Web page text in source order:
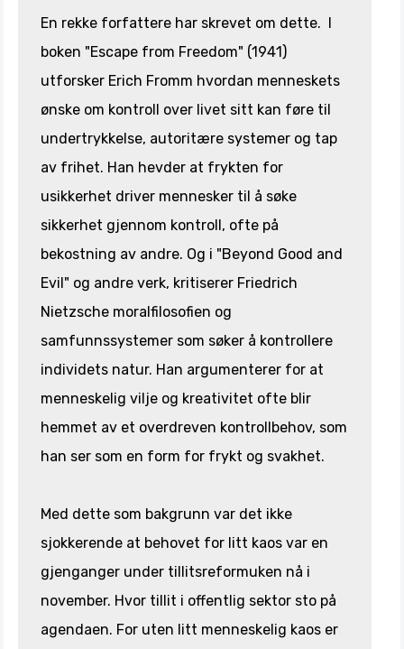
En rekke forfattere har skrevet om dette. I
boken "Escape from Freedom" (1941)
utforsker Erich Fromm hvordan menneskets
ønske om kontroll over livet sitt kan føre til
undertrykkelse, autoritære systemer og tap
av frihet. Han hevder at frykten for
usikkerhet driver mennesker til å søke
sikkerhet gjennom kontroll, ofte på
bekostning av andre. Og i "Beyond Good and
Evil" og andre verk, kritiserer Friedrich
Nietzsche moralfilosofien og
samfunnssystemer som søker å kontrollere
individets natur. Han argumenterer for at
menneskelig vilje og kreativitet ofte blir
hemmet av et overdreven kontrollbehov, som
han ser som en form for frykt og svakhet.
Med dette som bakgrunn var det ikke
sjokkerende at behovet for litt kaos var en
gjenganger under tillitsreformuken nå i
november. Hvor tillit i offentlig sektor sto på
agendaen. For uten litt menneskelig kaos er